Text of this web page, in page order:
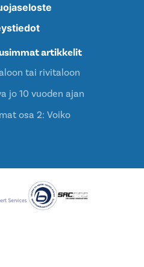
artikkelit
tai rivitaloon
jo 10 vuoden ajan
osa 2: Voiko